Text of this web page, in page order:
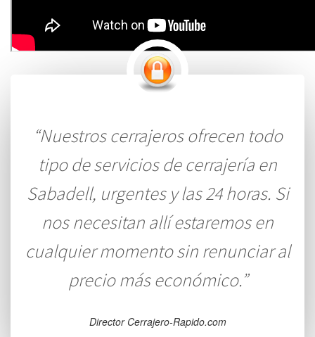
“Nuestros cerrajeros ofrecen todo
tipo de servicios de cerrajería en
Sabadell, urgentes y las 24 horas. Si
nos necesitan allí estaremos en
cualquier momento sin renunciar al
precio más económico.”
Director Cerrajero-Rapido.com